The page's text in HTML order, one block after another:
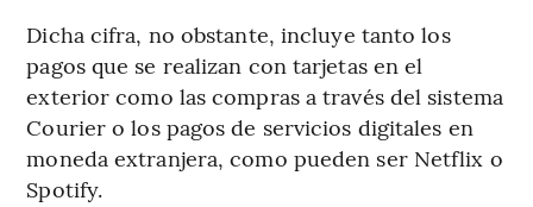
Dicha cifra, no obstante, incluye tanto los
pagos que se realizan con tarjetas en el
exterior como las compras a través del sistema
Courier o los pagos de servicios digitales en
moneda extranjera, como pueden ser Netflix o
Spotify.